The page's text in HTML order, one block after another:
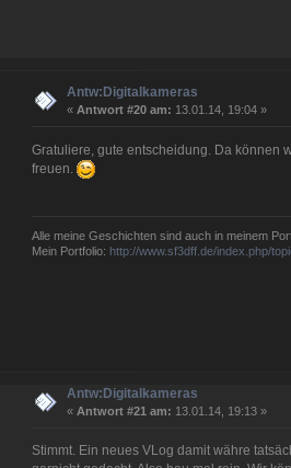
Antw:Digitalkameras
« Antwort #20 am: 13.01.14, 19:04 »
Gratuliere, gute entscheidung. Da können
freuen.
Alle meine Geschichten sind auch in meinem
Mein Portfolio: http://www.sf3dff.de/index.php/
Antw:Digitalkameras
« Antwort #21 am: 13.01.14, 19:13 »
Stimmt. Ein neues VLog damit währe